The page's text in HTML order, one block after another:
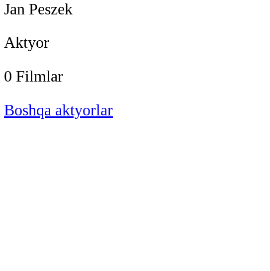
Jan Peszek
Aktyor
0 Filmlar
Boshqa aktyorlar